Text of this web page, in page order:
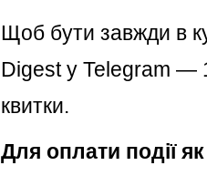
Щоб бути завжди в
Digest у Telegram —
квитки.
Для оплати події